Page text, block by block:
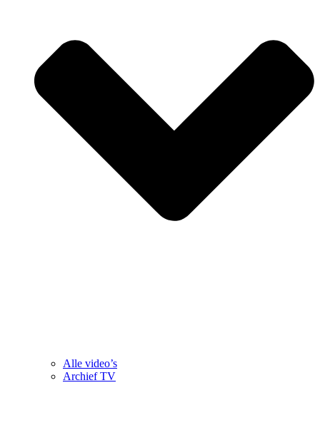
Alle video’s
Archief TV